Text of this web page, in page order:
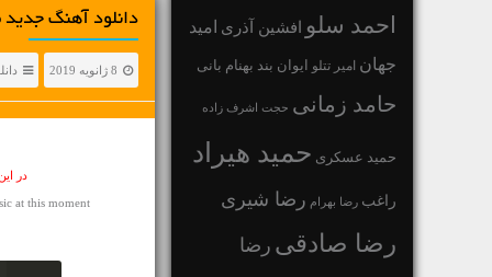
احمد سلو افشین آذری امید
جهان امیر تتلو ایوان بند بهنام بانی
حامد زمانی حجت اشرف زاده
حمید عسکری حمید هیراد
راغب رضا بهرام رضا شیری
رضا صادقی رضا
دانلود آهنگ جديد مجتبی
8 ژانویه 2019
در
at this moment